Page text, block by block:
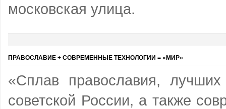
московская улица.
ПРАВОСЛАВИЕ + СОВРЕМЕННЫЕ ТЕХНОЛОГИИ = «МИР»
«Сплав православия,
советской России, а также